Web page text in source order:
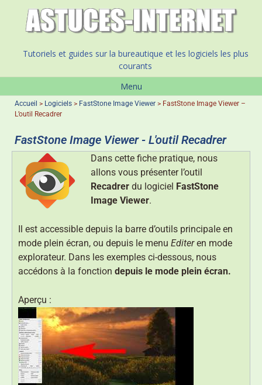
Tutoriels et guides sur la bureautique et les logiciels les plus
courants
Menu
Accueil > Logiciels > FastStone Image Viewer > FastStone Image Viewer –
L’outil Recadrer
FastStone Image Viewer - L'outil Recadrer
Dans cette fiche pratique, nous
allons vous présenter l’outil
Recadrer du logiciel FastStone
Image Viewer.
Il est accessible depuis la barre d’outils principale en
mode plein écran, ou depuis le menu Editeren mode
explorateur. Dans les exemples ci-dessous, nous
accédons à la fonction depuis le mode plein écran.
Aperçu :